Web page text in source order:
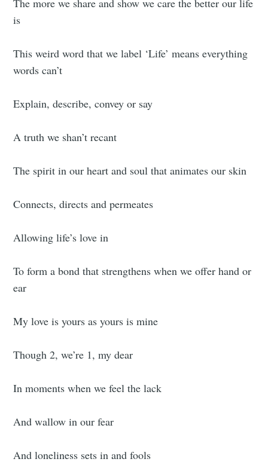
is
This weird word that we label ‘Life’ means everything
words can’t
Explain, describe, convey or say
A truth we shan’t recant
The spirit in our heart and soul that animates our skin
Connects, directs and permeates
Allowing life’s love in
To form a bond that strengthens when we offer hand or
ear
My love is yours as yours is mine
Though 2, we’re 1, my dear
In moments when we feel the lack
And wallow in our fear
And loneliness sets in and fools